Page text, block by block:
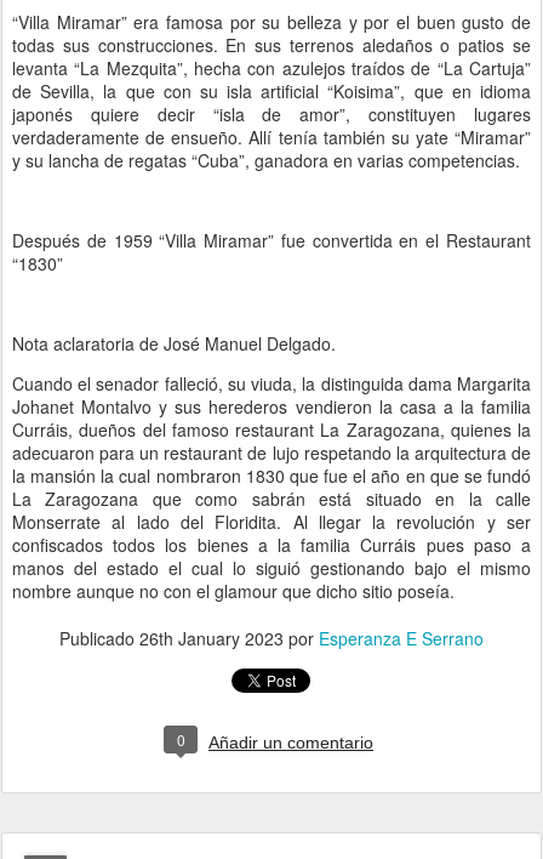
“Villa Miramar” era famosa por su belleza y por el buen gusto de
todas sus construcciones. En sus terrenos aledaños o patios se
levanta “La Mezquita”, hecha con azulejos traídos de “La Cartuja”
de Sevilla, la que con su isla artificial “Koisima”, que en idioma
japonés quiere decir “isla de amor”, constituyen lugares
verdaderamente de ensueño. Allí tenía también su yate “Miramar”
y su lancha de regatas “Cuba”, ganadora en varias competencias.
Después de 1959 “Villa Miramar” fue convertida en el Restaurant
“1830”
Nota aclaratoria de José Manuel Delgado.
Cuando el senador falleció, su viuda, la distinguida dama Margarita
Johanet Montalvo y sus herederos vendieron la casa a la familia
Curráis, dueños del famoso restaurant La Zaragozana, quienes la
adecuaron para un restaurant de lujo respetando la arquitectura de
la mansión la cual nombraron 1830 que fue el año en que se fundó
La Zaragozana que como sabrán está situado en la calle
Monserrate al lado del Floridita. Al llegar la revolución y ser
confiscados todos los bienes a la familia Curráis pues paso a
manos del estado el cual lo siguió gestionando bajo el mismo
nombre aunque no con el glamour que dicho sitio poseía.
Publicado 26th January 2023 por Esperanza E Serrano
0 Añadir un comentario